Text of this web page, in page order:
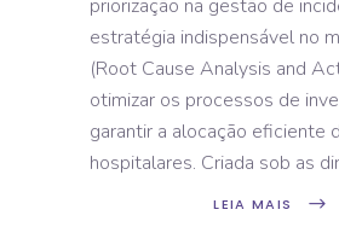
priorização na gestão de
estratégia indispensável no
(Root Cause Analysis and
otimizar os processos de
garantir a alocação eficiente
hospitalares. Criada sob as
LEIA MAIS